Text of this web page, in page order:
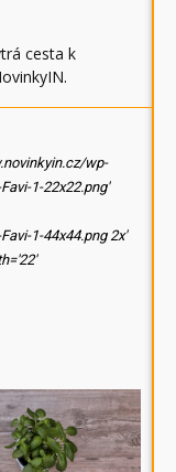
cesta k
.
wp-
1-22x22.png'
1-44x44.png 2x'